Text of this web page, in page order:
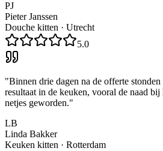
PJ
Pieter Janssen
Douche kitten · Utrecht
5.0
"Binnen drie dagen na de offerte
resultaat in de keuken, vooral de naad
netjes geworden."
LB
Linda Bakker
Keuken kitten · Rotterdam